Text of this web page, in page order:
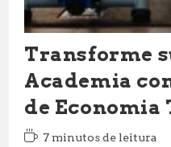
Transforme
Academia
de Economia
Tempo7 minutos de leitura